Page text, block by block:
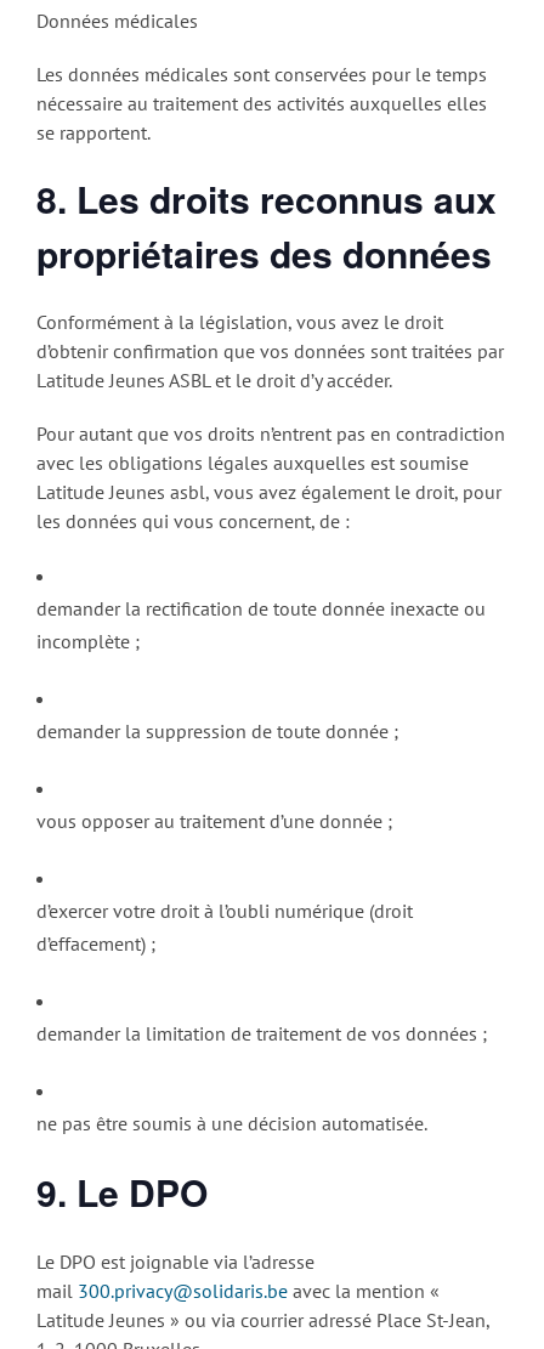
Données médicales
Les données médicales sont conservées pour le temps
nécessaire au traitement des activités auxquelles elles
se rapportent.
8. Les droits reconnus aux
propriétaires des données
Conformément à la législation, vous avez le droit
d’obtenir confirmation que vos données sont traitées par
Latitude Jeunes ASBL et le droit d’y accéder.
Pour autant que vos droits n’entrent pas en contradiction
avec les obligations légales auxquelles est soumise
Latitude Jeunes asbl, vous avez également le droit, pour
les données qui vous concernent, de :
demander la rectification de toute donnée inexacte ou
incomplète ;
demander la suppression de toute donnée ;
vous opposer au traitement d’une donnée ;
d’exercer votre droit à l’oubli numérique (droit
d’effacement) ;
demander la limitation de traitement de vos données ;
ne pas être soumis à une décision automatisée.
9. Le DPO
Le DPO est joignable via l’adresse
mail 300.privacy@solidaris.be avec la mention «
Latitude Jeunes » ou via courrier adressé Place St-Jean,